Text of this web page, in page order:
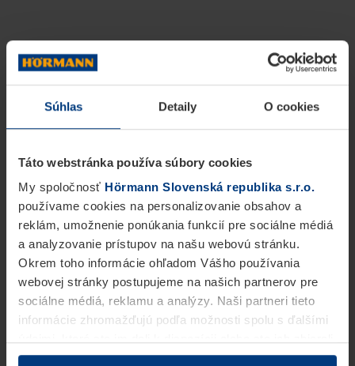
Súhlas Detaily O cookies
Táto webstránka používa súbory cookies
My spoločnosť Hörmann Slovenská republika s.r.o.
používame cookies na personalizovanie obsahov a
reklám, umožnenie ponúkania funkcií pre sociálne médiá
a analyzovanie prístupov na našu webovú stránku.
Okrem toho informácie ohľadom Vášho používania
webovej stránky postupujeme na našich partnerov pre
sociálne médiá, reklamu a analýzy. Naši partneri tieto
informácie zhromažďujú podľa možnosti spolu s ďalšími
v rámci Vášho využívania služieb.